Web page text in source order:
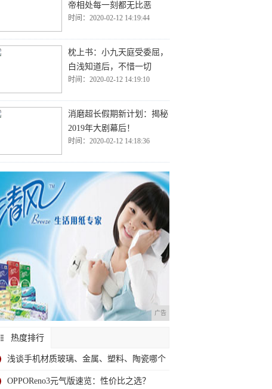
帝相处每一刻都无比恶
时间：2020-02-12 14:19:44
枕上书：小九天庭受委屈，
白浅知道后，不惜一切
时间：2020-02-12 14:19:10
消磨超长假期新计划：揭秘
2019年大剧幕后！
时间：2020-02-12 14:18:36
广告
热度排行
浅谈手机材质玻璃、金属、塑料、陶瓷哪个
好
OPPOReno3元气版速览：性价比之选？